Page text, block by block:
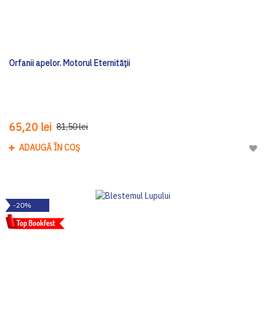
Orfanii apelor. Motorul Eternității
65,20 lei 81,50 lei
ADAUGĂ ÎN COȘ
-20%